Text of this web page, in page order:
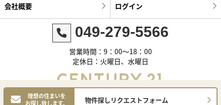
理想の住まいを
お探し致します。
物件探しリクエストフォーム
会社概要 ログイン
049-279-5566
営業時間：9：00～18：00
定休日：火曜日、水曜日